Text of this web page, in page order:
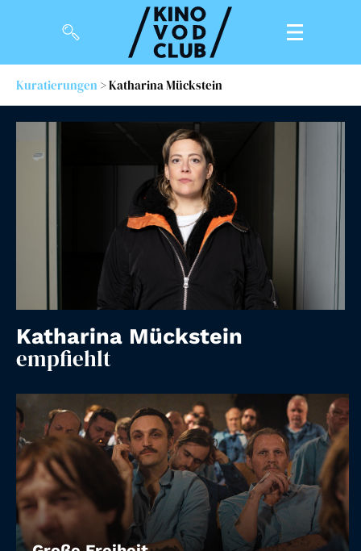
Filme
Kuratierungen
Events
So geht’s
Filmpakete
& Filmpässe
Account
Suche
Kuratierungen > Katharina Mückstein
Katharina Mückstein
empfiehlt